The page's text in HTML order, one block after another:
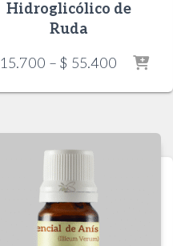
Hidroglicólico de
Ruda
15.700 – $ 55.400 Price
$ 15.700
$ 55.400